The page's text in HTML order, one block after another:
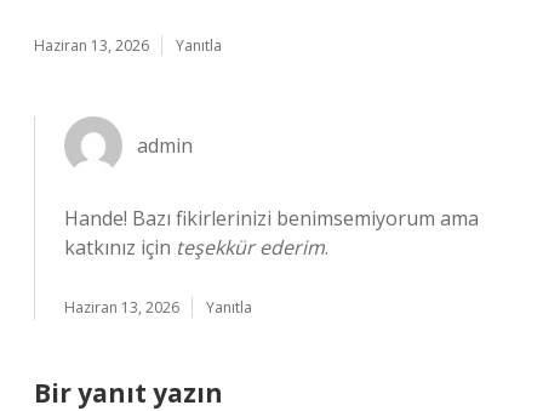
Haziran 13, 2026 Yanıtla
admin
Hande! Bazı fikirlerinizi benimsemiyorum ama
katkınız için teşekkür ederim.
Haziran 13, 2026 Yanıtla
Bir yanıt yazın